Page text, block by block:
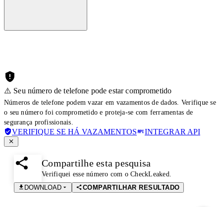
⚠️ Seu número de telefone pode estar comprometido
Números de telefone podem vazar em vazamentos de dados. Verifique se
o seu número foi comprometido e proteja-se com ferramentas de
segurança profissionais.
VERIFIQUE SE HÁ VAZAMENTOS INTEGRAR API
Compartilhe esta pesquisa
Verifiquei esse número com o CheckLeaked.
DOWNLOAD
COMPARTILHAR RESULTADO